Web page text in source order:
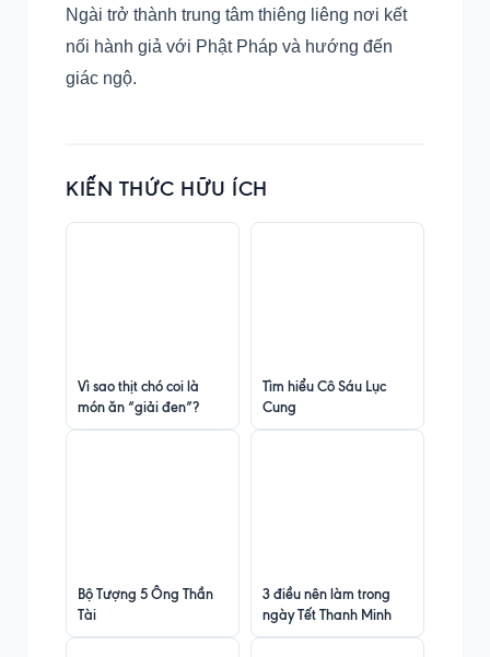
Ngài trở thành trung tâm thiêng liêng nơi kết
nối hành giả với Phật Pháp và hướng đến
giác ngộ.
KIẾN THỨC HỮU ÍCH
Vì sao thịt chó coi là
món ăn “giải đen”?
Tìm hiểu Cô Sáu Lục
Cung
Bộ Tượng 5 Ông Thần
Tài
3 điều nên làm trong
ngày Tết Thanh Minh